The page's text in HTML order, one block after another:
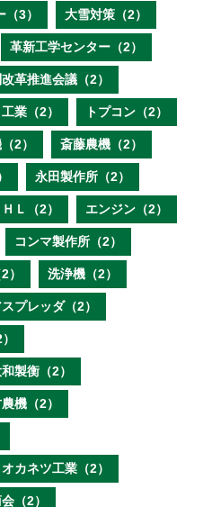
3） 大雪対策（2）
革新工学センター（2）
革推進会議（2）
業（2） トプコン（2）
2） 斎藤農機（2）
永田製作所（2）
Ｌ（2） エンジン（2）
コンマ製作所（2）
） 洗浄機（2）
プレッダ（2）
製衡（2）
機（2）
オカネツ工業（2）
（2）